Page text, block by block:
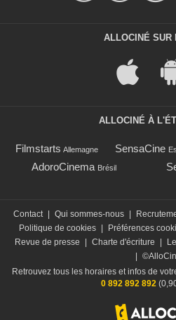
ALLOCINÉ SUR
ALLOCINÉ À
Filmstarts Allemagne SensaCine
AdoroCinema Brésil
Contact | Qui sommes-nous |
Politique de cookies | Préférences
Revue de presse
| Charte d'écriture |
|
Retrouvez tous les horaires et infos de
0 892 892 892